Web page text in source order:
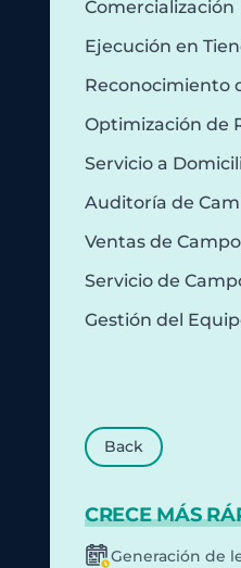
Comercialización
Ejecución en
Reconocimiento
Optimización de
Servicio a
Auditoría de
Ventas de Campo
Servicio de
Gestión del
Back
CRECE MÁS
Generación de